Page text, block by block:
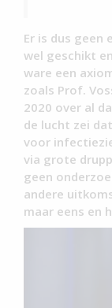
Er is dus geen
wel geschikt
ware een
zoals Prof.
2020 over al
de lucht zei
voor
via grote
geen
andere
maar eens en